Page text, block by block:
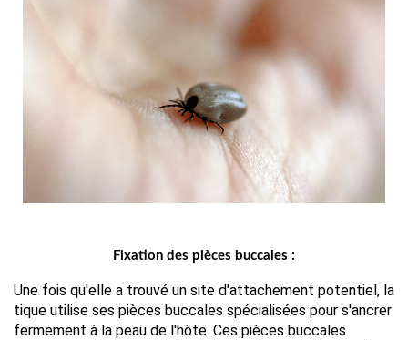
Fixation des pièces buccales :
Une fois qu'elle a trouvé un site d'attachement potentiel, la
tique utilise ses pièces buccales spécialisées pour s'ancrer
fermement à la peau de l'hôte. Ces pièces buccales